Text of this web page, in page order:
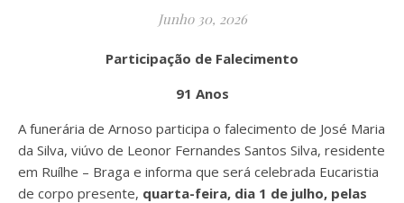
Junho 30, 2026
Participação de Falecimento
91 Anos
A funerária de Arnoso participa o falecimento de José Maria
da Silva, viúvo de Leonor Fernandes Santos Silva, residente
em Ruílhe – Braga e informa que será celebrada Eucaristia
de corpo presente, quarta-feira, dia 1 de julho, pelas